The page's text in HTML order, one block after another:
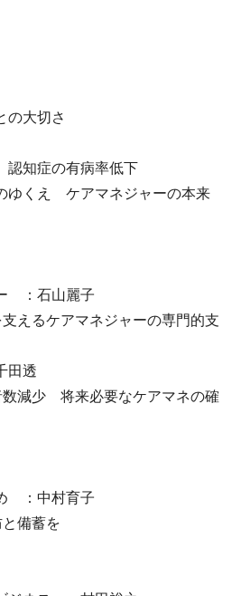
大切さ
知症の有病率低下
ゆくえ ケアマネジャーの本来
：石山麗子
えるケアマネジャーの専門的支
田透
数減少 将来必要なケアマネの確
：中村育子
備蓄を